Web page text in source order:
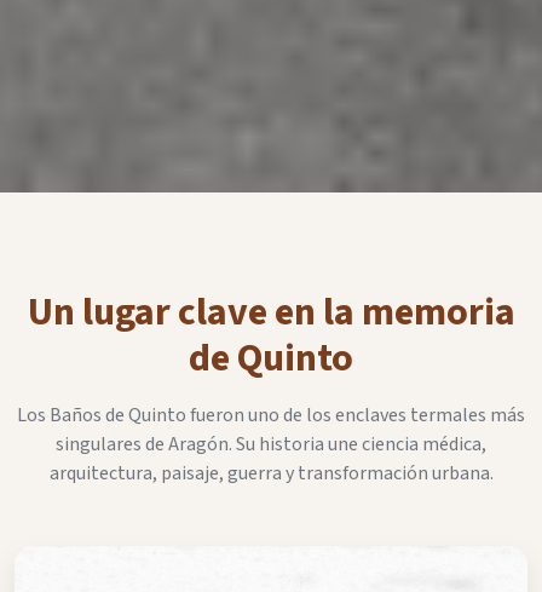
Un lugar clave en la memoria
de Quinto
Los Baños de Quinto fueron uno de los enclaves termales más
singulares de Aragón. Su historia une ciencia médica,
arquitectura, paisaje, guerra y transformación urbana.